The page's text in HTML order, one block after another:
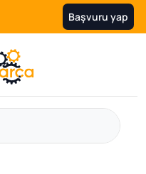
Başvuru yap